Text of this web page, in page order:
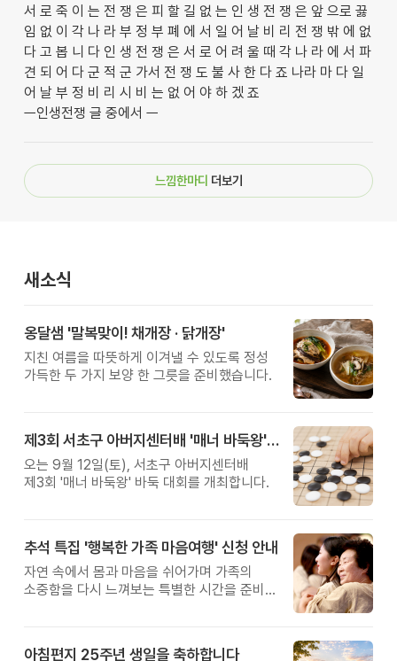
서 로 죽 이 는 전 쟁 은 피 할 길 없 는 인 생 전 쟁 은 앞 으로 끓
임 없 이 각 나 라 부 정 부 폐 에 서 일 어 날 비 리 전 쟁 밖 에 없
다 고 봅 니 다 인 생 전 쟁 은 서 로 어 려 울 때 각 나 라 에 서 파
견 되 어 다 군 적 군 가서 전 쟁 도 불 사 한 다 죠 나라 마 다 일
어 날 부 정 비 리 시 비 는 없 어 야 하 겠 죠
ㅡ인생전쟁 글 중에서 ㅡ
느낌한마디 더보기
새소식
옹달샘 '말복맞이! 채개장 · 닭개장'
지친 여름을 따뜻하게 이겨낼 수 있도록 정성
가득한 두 가지 보양 한 그릇을 준비했습니다.
제3회 서초구 아버지센터배 '매너 바둑왕' 대회
오는 9월 12일(토), 서초구 아버지센터배
제3회 '매너 바둑왕' 바둑 대회를 개최합니다.
추석 특집 '행복한 가족 마음여행' 신청 안내
자연 속에서 몸과 마음을 쉬어가며 가족의
소중함을 다시 느껴보는 특별한 시간을 준비해
아침편지 25주년 생일을 축하합니다